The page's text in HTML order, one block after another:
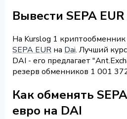
Вывести SEPA
На Kurslog 1
SEPA EUR на Dai. Лучший
DAI - его предлагает
резерв обменников 1 001
Как обменять
евро на DAI